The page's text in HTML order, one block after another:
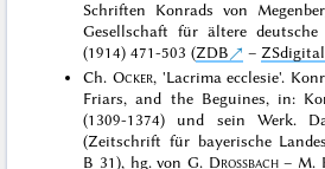
Schriften Konrads von
Gesellschaft für ältere deutsche
(1914) 471-503 (ZDB – ZSdigital
Ch. Ocker, 'Lacrima ecclesie'.
Friars, and the Beguines, in:
(1309-1374) und sein Werk.
(Zeitschrift für bayerische
B 31), hg. von G. Drossbach– M.